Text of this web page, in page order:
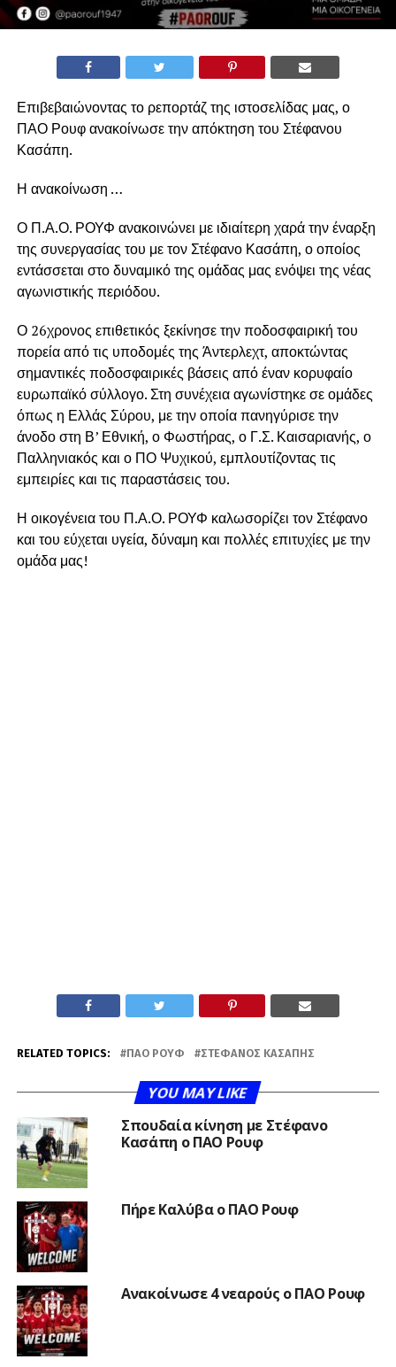
Επιβεβαιώνοντας το ρεπορτάζ της ιστοσελίδας μας, ο
ΠΑΟ Ρουφ ανακοίνωσε την απόκτηση του Στέφανου
Κασάπη.
Η ανακοίνωση …
Ο Π.Α.Ο. ΡΟΥΦ ανακοινώνει με ιδιαίτερη χαρά την έναρξη
της συνεργασίας του με τον Στέφανο Κασάπη, ο οποίος
εντάσσεται στο δυναμικό της ομάδας μας ενόψει της νέας
αγωνιστικής περιόδου.
Ο 26χρονος επιθετικός ξεκίνησε την ποδοσφαιρική του
πορεία από τις υποδομές της Άντερλεχτ, αποκτώντας
σημαντικές ποδοσφαιρικές βάσεις από έναν κορυφαίο
ευρωπαϊκό σύλλογο. Στη συνέχεια αγωνίστηκε σε ομάδες
όπως η Ελλάς Σύρου, με την οποία πανηγύρισε την
άνοδο στη Β’ Εθνική, ο Φωστήρας, ο Γ.Σ. Καισαριανής, ο
Παλληνιακός και ο ΠΟ Ψυχικού, εμπλουτίζοντας τις
εμπειρίες και τις παραστάσεις του.
Η οικογένεια του Π.Α.Ο. ΡΟΥΦ καλωσορίζει τον Στέφανο
και του εύχεται υγεία, δύναμη και πολλές επιτυχίες με την
ομάδα μας!
RELATED TOPICS: ΠΑΟ ΡΟΥΦ ΣΤΈΦΑΝΟΣ ΚΑΣΆΠΗΣ
YOU MAY LIKE
Σπουδαία κίνηση με Στέφανο
Κασάπη ο ΠΑΟ Ρουφ
Πήρε Καλύβα ο ΠΑΟ Ρουφ
Ανακοίνωσε 4 νεαρούς ο ΠΑΟ Ρουφ